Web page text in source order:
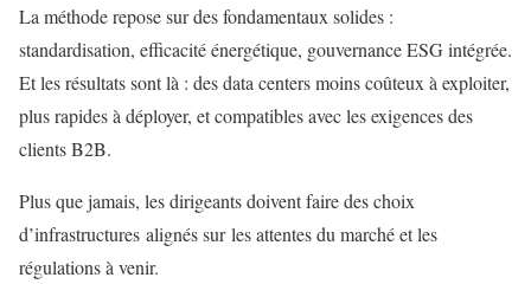
La méthode repose sur des fondamentaux solides :
standardisation, efficacité énergétique, gouvernance ESG intégrée.
Et les résultats sont là : des data centers moins coûteux à exploiter,
plus rapides à déployer, et compatibles avec les exigences des
clients B2B.
Plus que jamais, les dirigeants doivent faire des choix
d’infrastructures alignés sur les attentes du marché et les
régulations à venir.